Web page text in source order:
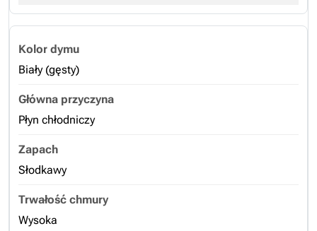
Biały (gęsty)
Płyn chłodniczy
Słodkawy
Wysoka